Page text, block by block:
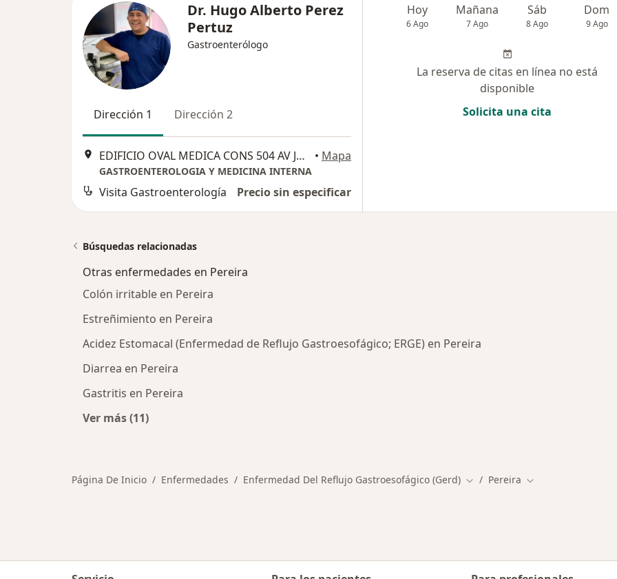
Dr. Hugo Alberto Perez
Pertuz
Gastroenterólogo
Dirección 1 Dirección 2
EDIFICIO OVAL MEDICA CONS 504 AV JUAN B GUTIERREZ # 18-60, Pereira • Mapa
GASTROENTEROLOGIA Y MEDICINA INTERNA
Visita Gastroenterología Precio sin especificar
Hoy
6 Ago
Mañana
7 Ago
Sáb
8 Ago
Dom
9 Ago
La reserva de citas en línea no está
disponible
Solicita una cita
Búsquedas relacionadas
Otras enfermedades en Pereira
Colón irritable en Pereira
Estreñimiento en Pereira
Acidez Estomacal (Enfermedad de Reflujo Gastroesofágico; ERGE) en Pereira
Diarrea en Pereira
Gastritis en Pereira
Ver más (11)
Página De Inicio Enfermedades Enfermedad Del Reflujo Gastroesofágico (Gerd) Cambiar de ciudad
Pereira Cambiar de ciudad